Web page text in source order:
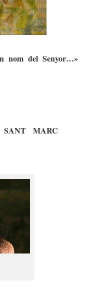
nom del Senyor…»
SANT MARC